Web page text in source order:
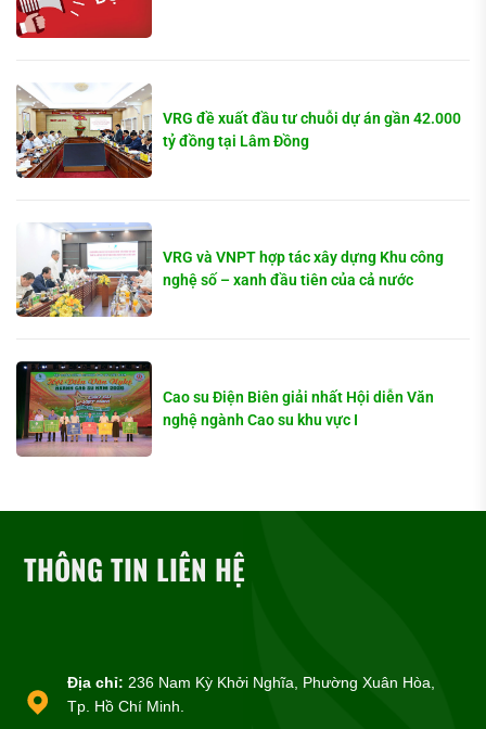
VRG đề xuất đầu tư chuỗi dự án gần 42.000
tỷ đồng tại Lâm Đồng
VRG và VNPT hợp tác xây dựng Khu công
nghệ số – xanh đầu tiên của cả nước
Cao su Điện Biên giải nhất Hội diễn Văn
nghệ ngành Cao su khu vực I
THÔNG TIN LIÊN HỆ
Địa chỉ: 236 Nam Kỳ Khởi Nghĩa, Phường Xuân Hòa,
Tp. Hồ Chí Minh.